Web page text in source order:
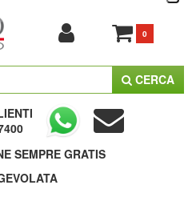
0
CERCA
SEMPRE GRATIS